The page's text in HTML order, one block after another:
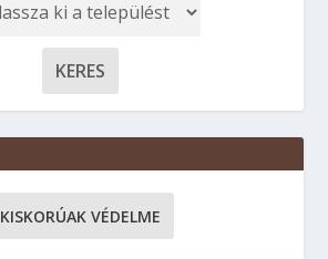
KISKORÚAK VÉDELME